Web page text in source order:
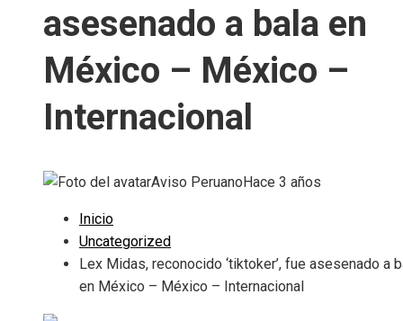
asesenado a bala en
México – México –
Internacional
Aviso Peruano Hace 3 años
Inicio
Uncategorized
Lex Midas, reconocido ‘tiktoker’, fue asesenado a
en México – México – Internacional